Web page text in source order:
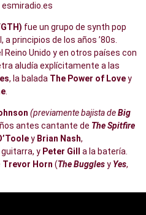
esmiradio.es
fue un grupo de synth pop
principios de los años ’80s.
Unido y en otros países con
aludía explícitamente a las
, la balada The Power of Lovey
.
(previamente bajista deBig
antes cantante de The Spitfire
y Brian Nash,
y Peter Gill
a la batería.
Trevor Horn (The Bugglesy Yes,